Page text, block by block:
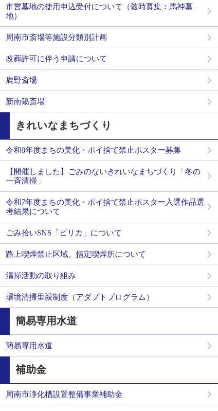
市営墓地の使用申込受付について（随時募集：馬神墓
地）
周南市斎場等施設分類別計画
改葬許可に伴う申請について
鹿野斎場
新南陽斎場
きれいなまちづくり
令和8年度まちの美化・ポイ捨て禁止ポスター募集
【開催しました】ごみのないきれいなまちづくり「冬の
一斉清掃」
令和7年度まちの美化・ポイ捨て禁止ポスター入選作品選
考結果について
ごみ拾いSNS「ピリカ」について
路上喫煙禁止区域、指定喫煙所について
清掃活動の取り組み
環境清掃里親制度（アダプトプログラム）
簡易専用水道
簡易専用水道
補助金
周南市浄化槽設置整備事業補助金